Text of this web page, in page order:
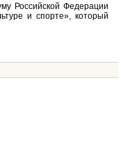
Российской Федерации
и спорте», который